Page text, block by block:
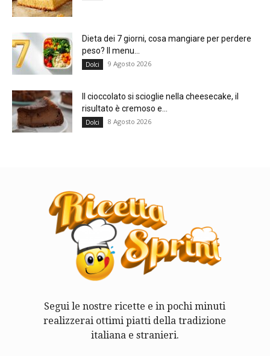
Dieta dei 7 giorni, cosa mangiare per perdere
peso? Il menu...
Dolci 9 Agosto 2026
Il cioccolato si scioglie nella cheesecake, il
risultato è cremoso e...
Dolci 8 Agosto 2026
Segui le nostre ricette e in pochi minuti
realizzerai ottimi piatti della tradizione
italiana e stranieri.